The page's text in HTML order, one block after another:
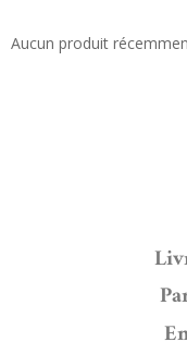
Aucun produit